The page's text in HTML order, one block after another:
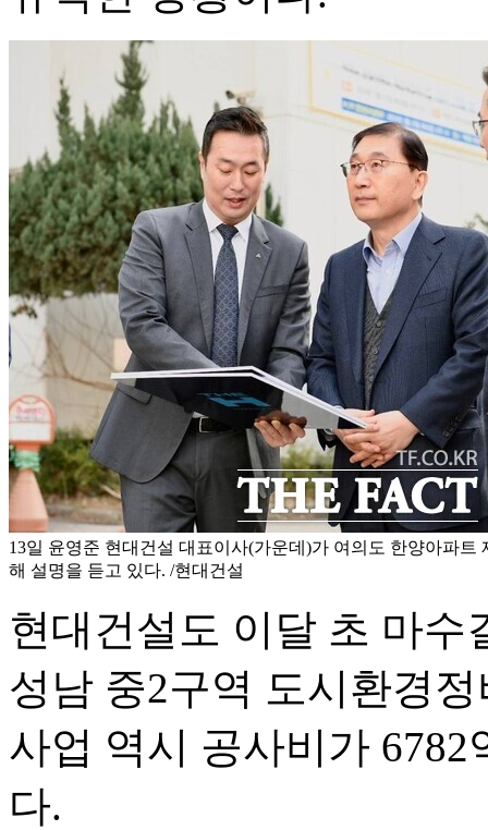
13일 윤영준 현대건설 대표이사(가운데)가 여의도 한양아파트
해 설명을 듣고 있다. /현대건설
현대건설도 이달 초 마수
성남 중2구역 도시환경
사업 역시 공사비가
다.